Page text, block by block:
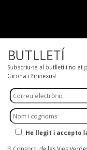
BUTLLETÍ
Subscriu-te al butlletí i no et
Girona i Pirinexus!
He llegit i accepto